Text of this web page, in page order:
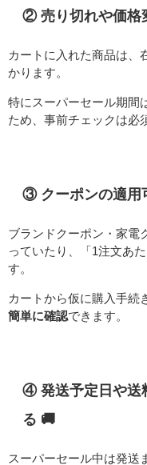
② 売り切れや価格
カートに入れた商品は、
かります。
特にスーパーセール期間
ため、事前チェックは必
③ クーポンの適用
ブランドクーポン・家電
っていたり、「1注文あ
す。
カートから仮に購入手続
簡単に確認できます。
④ 発送予定日や送
る 🚚
スーパーセール中は発送